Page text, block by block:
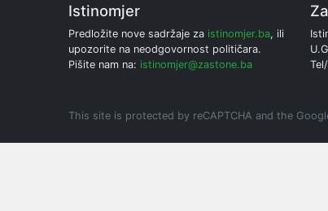
Istinomjer
Predložite nove sadržaje za istinomjer.ba, ili
upozorite na neodgovornost političara.
Pišite nam na: istinomjer@zastone.ba
This site is protected by reCAPTCHA and the